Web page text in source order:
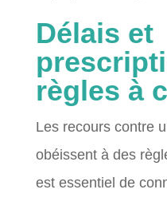
Délais et
règles à
Les recours contre
obéissent à des
est essentiel de